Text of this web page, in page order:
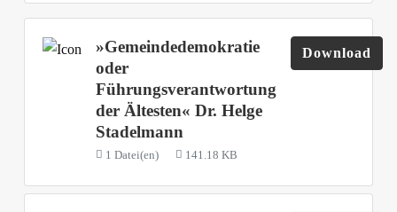
»Gemeindedemokratie
oder
Führungsverantwortung
der Ältesten« Dr. Helge
Stadelmann
1 Datei(en) 141.18 KB
Download